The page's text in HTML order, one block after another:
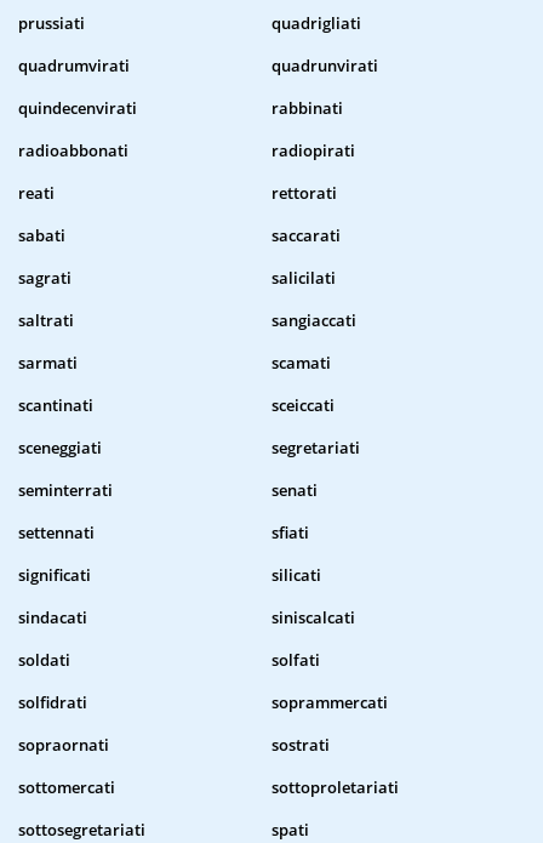
prussiati
quadrigliati
quadrumvirati
quadrunvirati
quindecenvirati
rabbinati
radioabbonati
radiopirati
reati
rettorati
sabati
saccarati
sagrati
salicilati
saltrati
sangiaccati
sarmati
scamati
scantinati
sceiccati
sceneggiati
segretariati
seminterrati
senati
settennati
sfiati
significati
silicati
sindacati
siniscalcati
soldati
solfati
solfidrati
soprammercati
sopraornati
sostrati
sottomercati
sottoproletariati
sottosegretariati
spati